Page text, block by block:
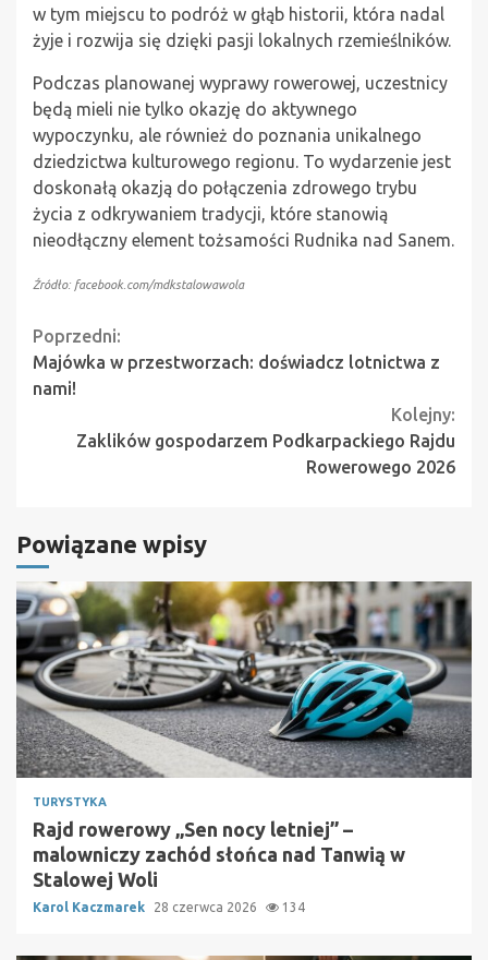
w tym miejscu to podróż w głąb historii, która nadal
żyje i rozwija się dzięki pasji lokalnych rzemieślników.
Podczas planowanej wyprawy rowerowej, uczestnicy
będą mieli nie tylko okazję do aktywnego
wypoczynku, ale również do poznania unikalnego
dziedzictwa kulturowego regionu. To wydarzenie jest
doskonałą okazją do połączenia zdrowego trybu
życia z odkrywaniem tradycji, które stanowią
nieodłączny element tożsamości Rudnika nad Sanem.
Źródło: facebook.com/mdkstalowawola
Continue
Reading
Poprzedni:
Majówka w przestworzach: doświadcz lotnictwa z
nami!
Kolejny:
Zaklików gospodarzem Podkarpackiego Rajdu
Rowerowego 2026
Powiązane wpisy
TURYSTYKA
Rajd rowerowy „Sen nocy letniej” –
malowniczy zachód słońca nad Tanwią w
Stalowej Woli
Karol Kaczmarek 28 czerwca 2026 134